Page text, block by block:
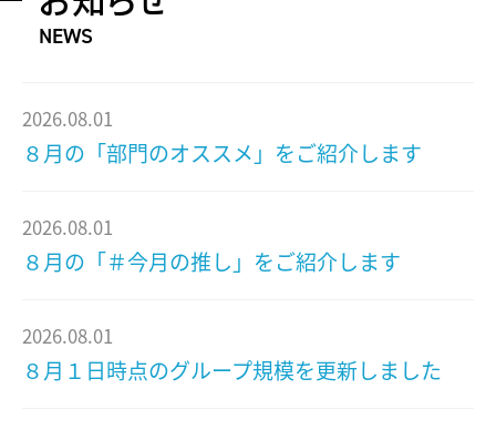
NEWS
2026.08.01
８月の「部門のオススメ」をご紹介します
2026.08.01
８月の「＃今月の推し」をご紹介します
2026.08.01
８月１日時点のグループ規模を更新しました